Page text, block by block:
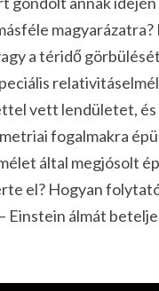
a téridőgörbülését
vett lendületet, és
fogalmakra
által megjósolt
el? Hogyan
Einstein álmát